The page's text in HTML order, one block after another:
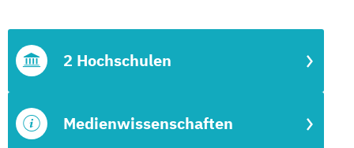
Medienwissenschaften
2 Hochschulen